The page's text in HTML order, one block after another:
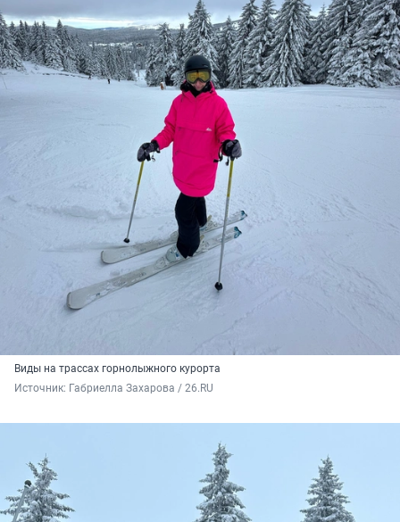
Виды на трассах горнолыжного курорта
Источник: Габриелла Захарова / 26.RU